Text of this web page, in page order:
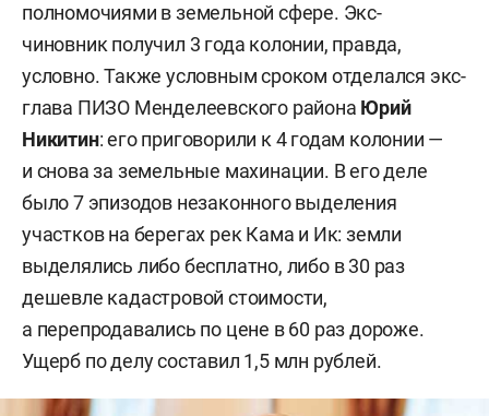
полномочиями в земельной сфере. Экс-
чиновник получил 3 года колонии, правда,
условно. Также условным сроком отделался экс-
глава ПИЗО Менделеевского района Юрий
Никитин: его приговорили к 4 годам колонии —
и снова за земельные махинации. В его деле
было 7 эпизодов незаконного выделения
участков на берегах рек Кама и Ик: земли
выделялись либо бесплатно, либо в 30 раз
дешевле кадастровой стоимости,
а перепродавались по цене в 60 раз дороже.
Ущерб по делу составил 1,5 млн рублей.